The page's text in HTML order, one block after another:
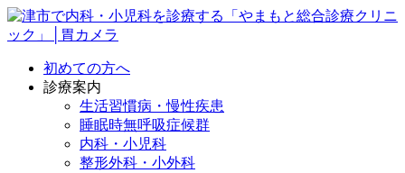
初めての方へ
診療案内
生活習慣病・慢性疾患
睡眠時無呼吸症候群
内科・小児科
整形外科・小外科